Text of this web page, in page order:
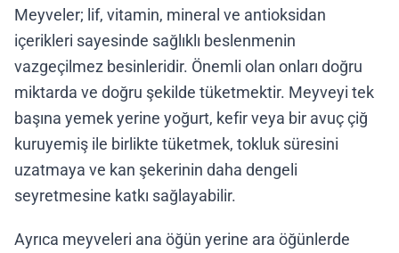
Meyveler; lif, vitamin, mineral ve antioksidan
içerikleri sayesinde sağlıklı beslenmenin
vazgeçilmez besinleridir. Önemli olan onları doğru
miktarda ve doğru şekilde tüketmektir. Meyveyi tek
başına yemek yerine yoğurt, kefir veya bir avuç çiğ
kuruyemiş ile birlikte tüketmek, tokluk süresini
uzatmaya ve kan şekerinin daha dengeli
seyretmesine katkı sağlayabilir.
Ayrıca meyveleri ana öğün yerine ara öğünlerde